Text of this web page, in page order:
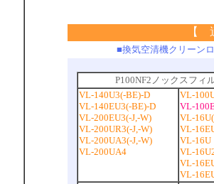
【
■換気空清機クリーン
P100NF2ノックスフィ
VL-140U3(-BE)-D
VL-140EU3(-BE)-D
VL-200EU3(-J,-W)
VL-200UR3(-J,-W)
VL-200UA3(-J,-W)
VL-200UA4
VL-
VL-
VL-
VL-
VL-16U
VL-
VL-
VL-